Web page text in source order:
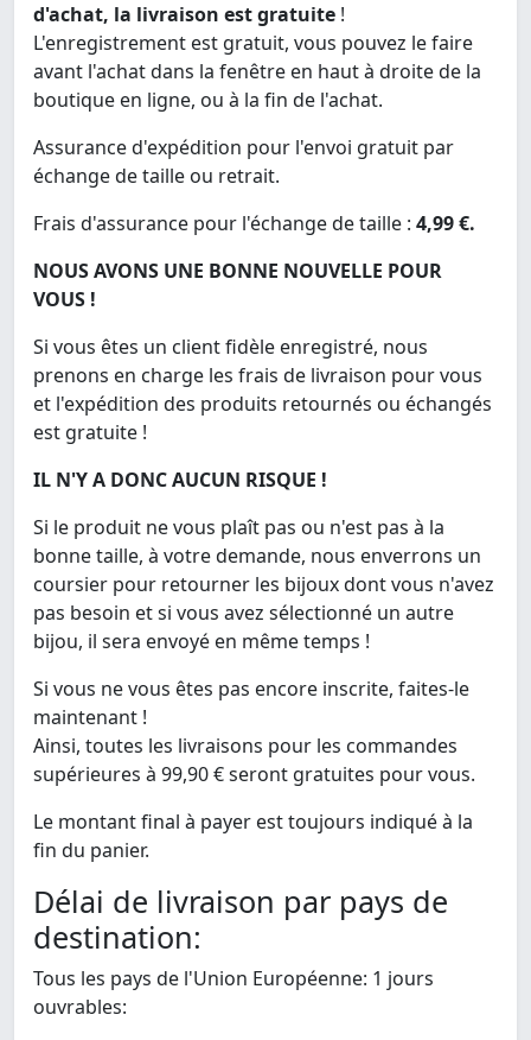
d'achat, la livraison est gratuite !
L'enregistrement est gratuit, vous pouvez le faire
avant l'achat dans la fenêtre en haut à droite de la
boutique en ligne, ou à la fin de l'achat.
Assurance d'expédition pour l'envoi gratuit par
échange de taille ou retrait.
Frais d'assurance pour l'échange de taille : 4,99 €.
NOUS AVONS UNE BONNE NOUVELLE POUR
VOUS !
Si vous êtes un client fidèle enregistré, nous
prenons en charge les frais de livraison pour vous
et l'expédition des produits retournés ou échangés
est gratuite !
IL N'Y A DONC AUCUN RISQUE !
Si le produit ne vous plaît pas ou n'est pas à la
bonne taille, à votre demande, nous enverrons un
coursier pour retourner les bijoux dont vous n'avez
pas besoin et si vous avez sélectionné un autre
bijou, il sera envoyé en même temps !
Si vous ne vous êtes pas encore inscrite, faites-le
maintenant !
Ainsi, toutes les livraisons pour les commandes
supérieures à 99,90 € seront gratuites pour vous.
Le montant final à payer est toujours indiqué à la
fin du panier.
Délai de livraison par pays de
destination:
Tous les pays de l'Union Européenne: 1 jours
ouvrables: